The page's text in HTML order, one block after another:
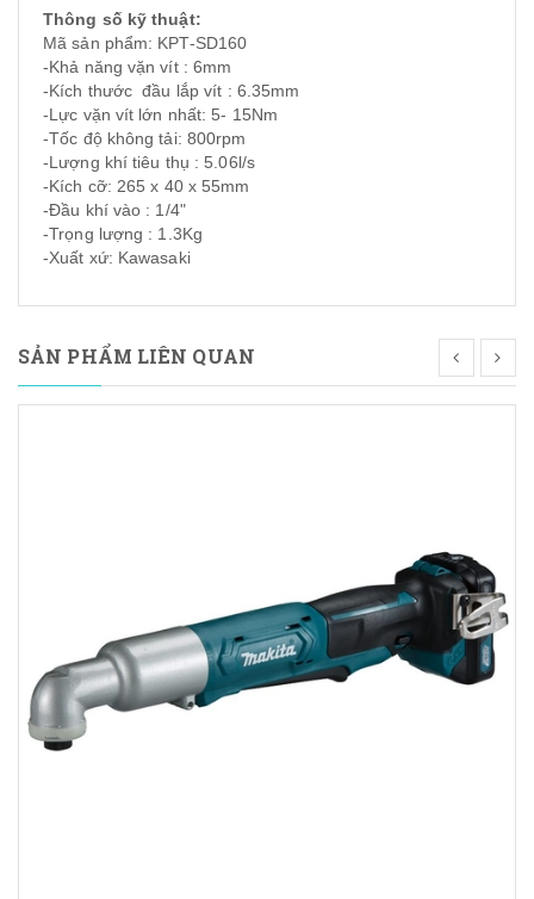
Thông số kỹ thuật:
Mã sản phẩm: KPT-SD160
-Khả năng vặn vít : 6mm
-Kích thước đầu lắp vít : 6.35mm
-Lực vặn vít lớn nhất: 5- 15Nm
-Tốc độ không tải: 800rpm
-Lượng khí tiêu thụ : 5.06l/s
-Kích cỡ: 265 x 40 x 55mm
-Đầu khí vào : 1/4"
-Trọng lượng : 1.3Kg
-Xuất xứ: Kawasaki
SẢN PHẨM LIÊN QUAN